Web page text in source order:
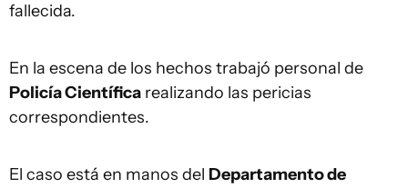
fallecida.
En la escena de los hechos trabajó personal de
Policía Científica realizando las pericias
correspondientes.
El caso está en manos del Departamento de